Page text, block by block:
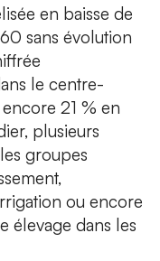
en baisse de
sans évolution
le centre-
21 % en
plusieurs
groupes
ou encore
élevage dans les